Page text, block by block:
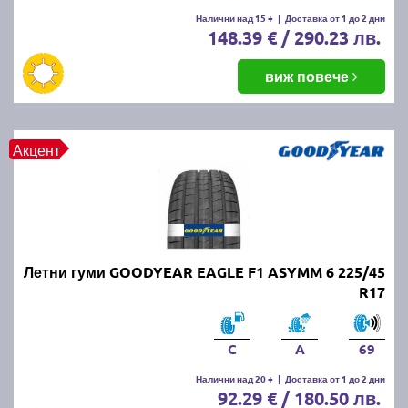
Летните гуми се считат за износени, когато
дълбочината на протектора падне под 1.6 мм.
Въпреки това, за по-добро сцепление и
безопасност се препоръчва смяната им при
дълбочина под 3 мм.
ПРОЧЕТИ ОЩЕ:Има ли закон за зимни гуми в
България?
Можем ли да шофираме със
зимни гуми през лятото?
Въпреки че е законно, не се препоръчва, защото
зимните гуми са направени от по-мека смес, която
се износва по-бързо при високи температури.
Освен това, те имат по-дълъг спирачен път и по-
слабо сцепление на суха и мокра настилка през
Налични над 15 + | Доставка от 1 до 2 дни
148.39 € / 290.23 лв.
виж повече
Акцент
Летни гуми GOODYEAR EAGLE F1 ASYMM 6 225/45
R17
C A 69
Налични над 20 + | Доставка от 1 до 2 дни
92.29 € / 180.50 лв.